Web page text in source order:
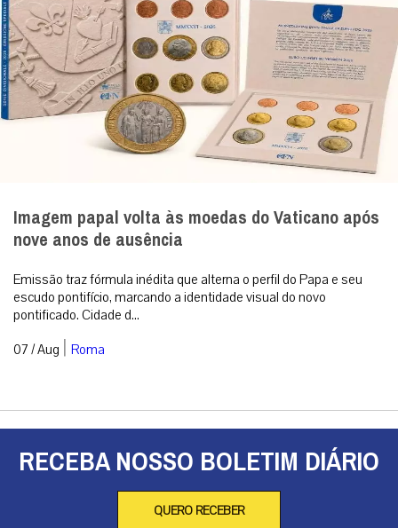
Imagem papal volta às moedas do Vaticano após
nove anos de ausência
Emissão traz fórmula inédita que alterna o perfil do Papa e seu
escudo pontifício, marcando a identidade visual do novo
pontificado. Cidade d...
07 / Aug | Roma
RECEBA NOSSO BOLETIM DIÁRIO
QUERO RECEBER